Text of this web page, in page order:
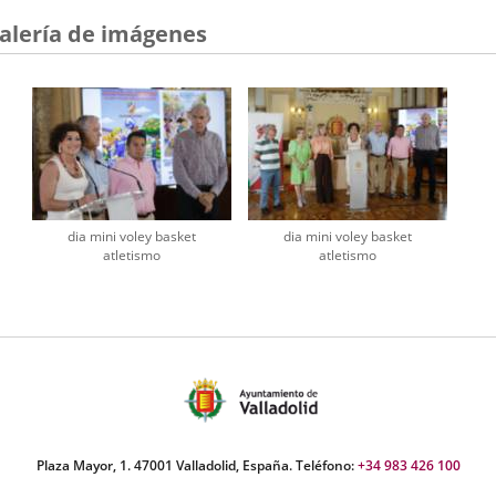
de imágenes
dia mini voley basket
atletismo
dia mini voley basket
atletismo
Plaza Mayor, 1. 47001 Valladolid, España. Teléfono:+34 983 426 100